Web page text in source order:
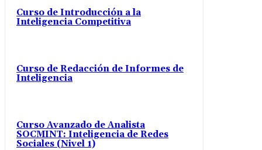
Curso de Introducción a la
Inteligencia Competitiva
Curso de Redacción de Informes de
Inteligencia
Curso Avanzado de Analista
SOCMINT: Inteligencia de Redes
Sociales (Nivel 1)